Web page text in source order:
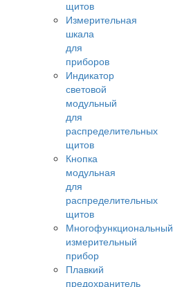
щитов
Измерительная
шкала
для
приборов
Индикатор
световой
модульный
для
распределительных
щитов
Кнопка
модульная
для
распределительных
щитов
Многофункциональный
измерительный
прибор
Плавкий
предохранитель